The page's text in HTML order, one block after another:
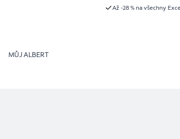
Až -28 % na všechny
MŮJ ALBERT